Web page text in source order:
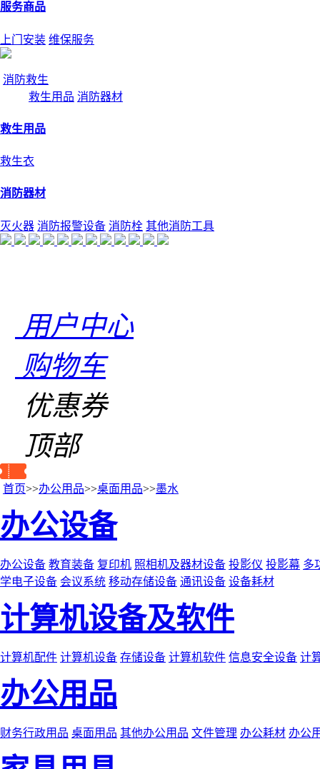
服务商品
上门安装 维保服务
消防救生
救生用品 消防器材
救生用品
救生衣
消防器材
灭火器 消防报警设备 消防栓 其他消防工具
用户中心
购物车
优惠券
顶部
首页>>办公用品>>桌面用品>>墨水
办公设备
办公设备 教育装备 复印机 照相机及器材设备 投影仪 投影幕 多
学电子设备 会议系统 移动存储设备 通讯设备 设备耗材
计算机设备及软件
计算机配件 计算机设备 存储设备 计算机软件 信息安全设备 计
办公用品
财务行政用品 桌面用品 其他办公用品 文件管理 办公耗材 办公